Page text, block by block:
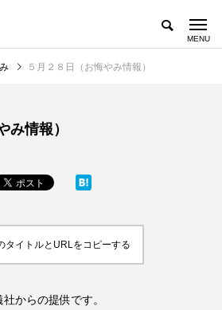
５月２８日（お悔やみ情報）
み情報）
タイトルとURLをコピーする
からの提供です。